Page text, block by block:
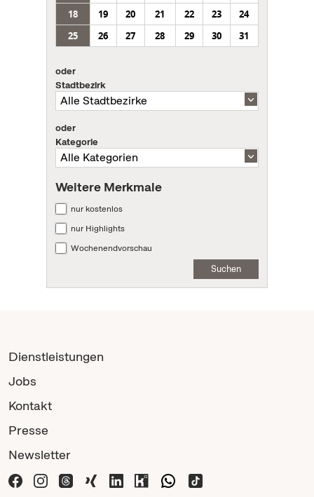
18
19 20 21 22 23
24
25
26 27 28 29 30 31
oder
Stadtbezirk
oder
Kategorie
Weitere Merkmale
nur kostenlos
nur Highlights
Wochenendvorschau
Suchen
Dienstleistungen
Jobs
Kontakt
Presse
Newsletter